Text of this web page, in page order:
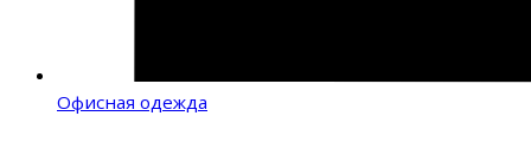
Офисная одежда